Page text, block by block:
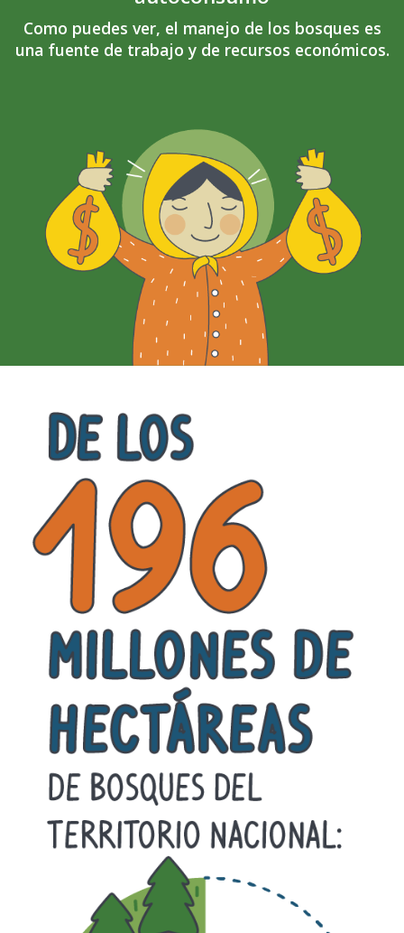
Como puedes ver, el manejo de los bosques es
una fuente de trabajo y de recursos económicos.